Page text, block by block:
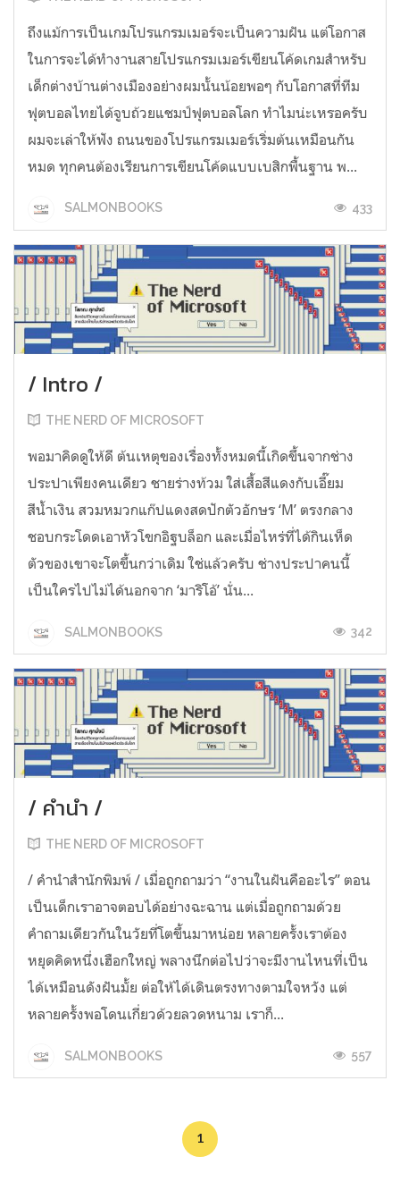
ถึงแม้การเป็นเกมโปรแกรมเมอร์จะเป็นความฝัน แต่โอกาส
ในการจะได้ทำงานสายโปรแกรมเมอร์เขียนโค้ดเกมสำหรับ
เด็กต่างบ้านต่างเมืองอย่างผมนั้นน้อยพอๆ กับโอกาสที่ทีม
ฟุตบอลไทยได้จูบถ้วยแชมป์ฟุตบอลโลก ทำไมน่ะเหรอครับ
ผมจะเล่าให้ฟัง ถนนของโปรแกรมเมอร์เริ่มต้นเหมือนกัน
หมด ทุกคนต้องเรียนการเขียนโค้ดแบบเบสิกพื้นฐาน พ...
SALMONBOOKS 433
/ Intro /
THE NERD OF MICROSOFT
พอมาคิดดูให้ดี ต้นเหตุของเรื่องทั้งหมดนี้เกิดขึ้นจากช่าง
ประปาเพียงคนเดียว ชายร่างท้วม ใส่เสื้อสีแดงกับเอี๊ยม
สีน้ำเงิน สวมหมวกแก๊ปแดงสดปักตัวอักษร ‘M’ ตรงกลาง
ชอบกระโดดเอาหัวโขกอิฐบล็อก และเมื่อไหร่ที่ได้กินเห็ด
ตัวของเขาจะโตขึ้นกว่าเดิม ใช่แล้วครับ ช่างประปาคนนี้
เป็นใครไปไม่ได้นอกจาก ‘มาริโอ้’ นั่น...
SALMONBOOKS 342
/ คำนำ /
THE NERD OF MICROSOFT
/ คำนำสำนักพิมพ์ / เมื่อถูกถามว่า “งานในฝันคืออะไร” ตอน
เป็นเด็กเราอาจตอบได้อย่างฉะฉาน แต่เมื่อถูกถามด้วย
คำถามเดียวกันในวัยที่โตขึ้นมาหน่อย หลายครั้งเราต้อง
หยุดคิดหนึ่งเฮือกใหญ่ พลางนึกต่อไปว่าจะมีงานไหนที่เป็น
ได้เหมือนดังฝันมั้ย ต่อให้ได้เดินตรงทางตามใจหวัง แต่
หลายครั้งพอโดนเกี่ยวด้วยลวดหนาม เราก็...
SALMONBOOKS 557
1